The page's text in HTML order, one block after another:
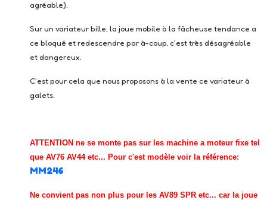
agréable).
Sur un variateur bille, la joue mobile à la fâcheuse tendance a
ce bloqué et redescendre par à-coup, c'est très désagréable
et dangereux.
C'est pour cela que nous proposons à la vente ce variateur à
galets.
ATTENTION ne se monte pas sur les machine a moteur fixe tel
que AV76 AV44 etc... Pour c'est modèle voir la référence:
MM246
Ne convient pas non plus pour les AV89 SPR etc... car la joue